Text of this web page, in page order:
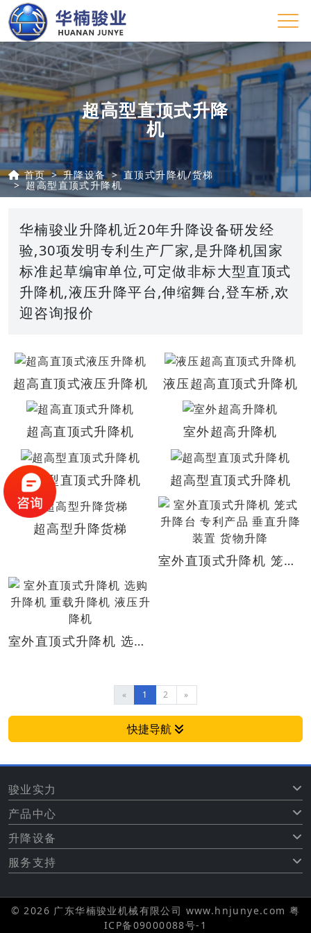
超高型直顶式升降
机
首页 升降设备 直顶式升降机/货梯
超高型直顶式升降机
华楠骏业升降机近20年升降设备研发经
验,30项发明专利生产厂家,是升降机国家
标准起草编审单位,可定做非标大型直顶式
升降机,液压升降平台,伸缩舞台,登车桥,欢
迎咨询报价
超高直顶式液压升降机 液压超高直顶式升降机
超高直顶式升降机 室外超高升降机
超高型直顶式升降机 超高型直顶式升降机
超高型升降货梯
室外直顶式升降机 笼式升降台 专利产品 垂直升降装置 货物升降
室外直顶式升降机 选购升降机 重载升降机 液压升降机
« 1 2 »
快捷导航
骏业实力
产品中心
升降设备
服务支持
© 2026 广东华楠骏业机械有限公司 www.hnjunye.com 粤
ICP备09000088号-1